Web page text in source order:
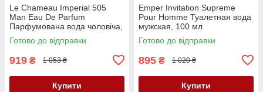
Le Chameau Imperial 505
Man Eau De Parfum
Парфумована вода чоловіча,
90 мл
Готово до відправки
919 ₴ 1 053 ₴
Купити
Emper Invitation Supreme
Pour Homme Туалетная вода
мужская, 100 мл
Готово до відправки
895 ₴ 1 020 ₴
Купити